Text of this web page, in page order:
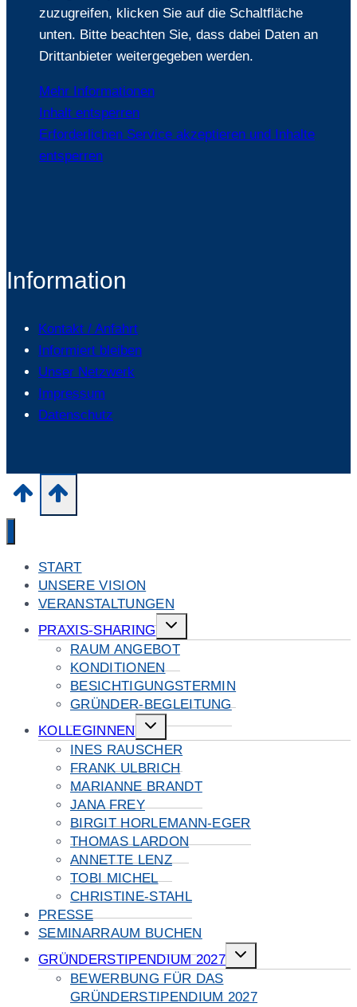
zuzugreifen, klicken Sie auf die Schaltfläche
unten. Bitte beachten Sie, dass dabei Daten an
Drittanbieter weitergegeben werden.
Mehr Informationen
Inhalt entsperren
Erforderlichen Service akzeptieren und Inhalte
entsperren
Information
Kontakt / Anfahrt
Informiert bleiben
Unser Netzwerk
Impressum
Datenschutz
START
UNSERE VISION
VERANSTALTUNGEN
PRAXIS-SHARING
Untermenü
umschalten
RAUM ANGEBOT
KONDITIONEN
BESICHTIGUNGSTERMIN
GRÜNDER-BEGLEITUNG
KOLLEGINNEN
Untermenü
umschalten
INES RAUSCHER
FRANK ULBRICH
MARIANNE BRANDT
JANA FREY
BIRGIT HORLEMANN-EGER
THOMAS LARDON
ANNETTE LENZ
TOBI MICHEL
CHRISTINE-STAHL
PRESSE
SEMINARRAUM BUCHEN
GRÜNDERSTIPENDIUM 2027
Untermenü
umschalten
BEWERBUNG FÜR DAS
GRÜNDERSTIPENDIUM 2027